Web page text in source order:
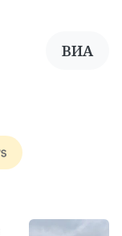
ВИА